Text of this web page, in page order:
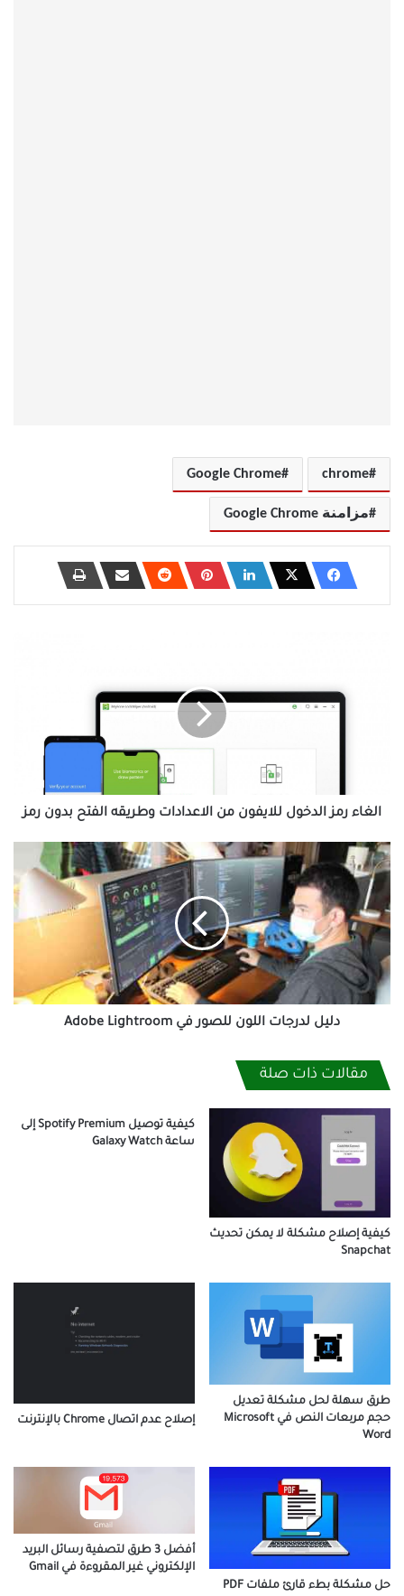
chrome
Google Chrome
مزامنة Google Chrome
رمز
الغاء رمز الدخول للايفون من الاعدادات وطريقه الفتح بدون رمز
دليل
لدرجات
اللون
للصور
في
Adobe
Lightroom
دليل لدرجات اللون للصور في Adobe Lightroom
مقالات ذات صلة
كيفية إصلاح مشكلة لا يمكن تحديث
Snapchat
كيفية توصيل Spotify Premium إلى
ساعة Galaxy Watch
طرق سهلة لحل مشكلة تعديل
حجم مربعات النص في Microsoft
Word
إصلاح عدم اتصال Chrome بالإنترنت
حل مشكلة بطء قارئ ملفات PDF
أفضل 3 طرق لتصفية رسائل البريد
الإلكتروني غير المقروءة في Gmail